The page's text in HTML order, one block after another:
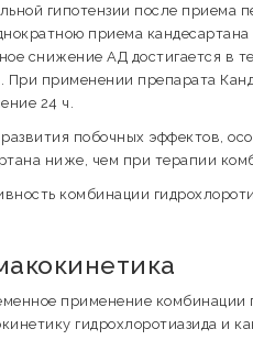
гипотензии после приема
приема
снижение АД достигается в
При применении препарата
24 ч.
развития побочных эффектов,
ниже, чем при терапии
комбинации
применение комбинации
гидрохлоротиазида и